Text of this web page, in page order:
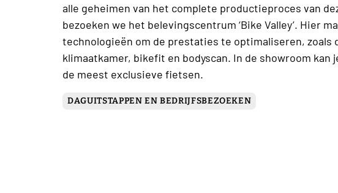
alle geheimen van het complete productieproces van
bezoeken we het belevingscentrum ‘Bike Valley’. Hier
technologieën om de prestaties te optimaliseren, zoals
klimaatkamer, bikefit en bodyscan. In de showroom kan
de meest exclusieve fietsen.
DAGUITSTAPPEN EN BEDRIJFSBEZOEKEN